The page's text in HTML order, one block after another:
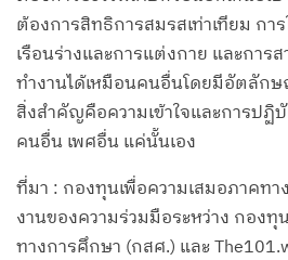
ต้องการสิทธิการสมรสเท่าเทียม กา
เรือนร่างและการแต่งกาย และการ
ทำงานได้เหมือนคนอื่นโดยมีอัตลัก
สิ่งสำคัญคือความเข้าใจและการป
คนอื่น เพศอื่น แค่นั้นเอง
ที่มา : กองทุนเพื่อความเสมอภาคท
งานของความร่วมมือระหว่าง กองทุ
ทางการศึกษา (กสศ.) และ